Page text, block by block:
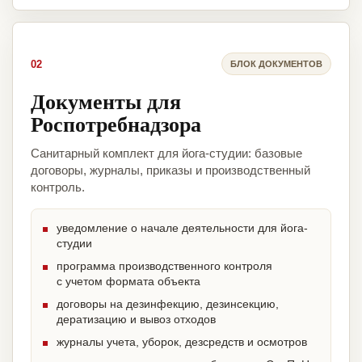
02 БЛОК ДОКУМЕНТОВ
Документы для
Роспотребнадзора
Санитарный комплект для йога-студии: базовые
договоры, журналы, приказы и производственный
контроль.
уведомление о начале деятельности для йога-
студии
программа производственного контроля
с учетом формата объекта
договоры на дезинфекцию, дезинсекцию,
дератизацию и вывоз отходов
журналы учета, уборок, дезсредств и осмотров